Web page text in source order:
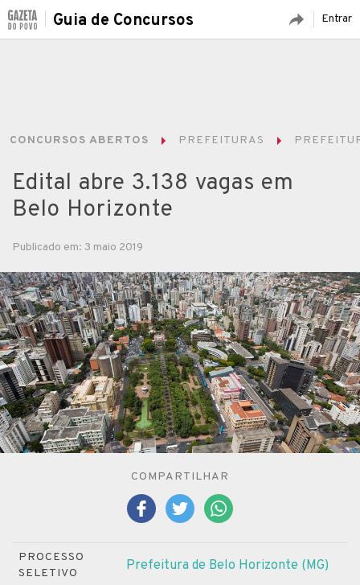
Entrar
Guia de Concursos
CONCURSOS ABERTOS PREFEITURAS
Edital abre 3.138 vagas em
Belo Horizonte
Publicado em: 3 maio 2019
COMPARTILHAR
PROCESSO
SELETIVO
Prefeitura de Belo Horizonte (MG)